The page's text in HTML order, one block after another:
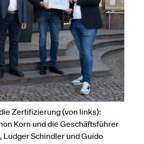
Zertifizierung (von links):
Korn und die Geschäftsführer
Ludger Schindler und Guido